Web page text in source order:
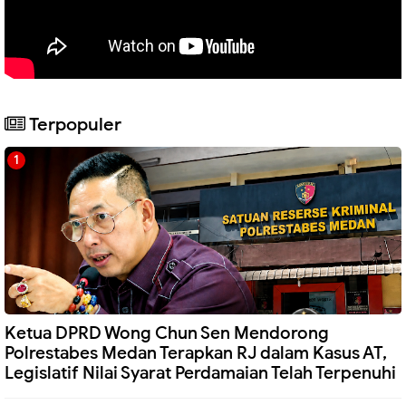
Terpopuler
Ketua DPRD Wong Chun Sen Mendorong
Polrestabes Medan Terapkan RJ dalam Kasus AT,
Legislatif Nilai Syarat Perdamaian Telah Terpenuhi